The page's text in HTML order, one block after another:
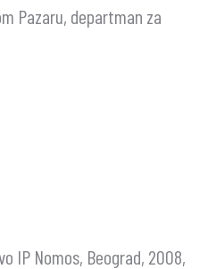
Pazaru, departman za
IP Nomos, Beograd, 2008,